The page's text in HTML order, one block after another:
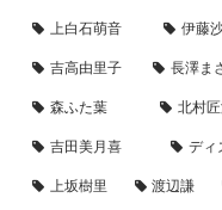
上白石萌音
伊藤
吉高由里子
長澤ま
森ふた葉
北村
吉田美月喜
ディ
上坂樹里
渡辺謙